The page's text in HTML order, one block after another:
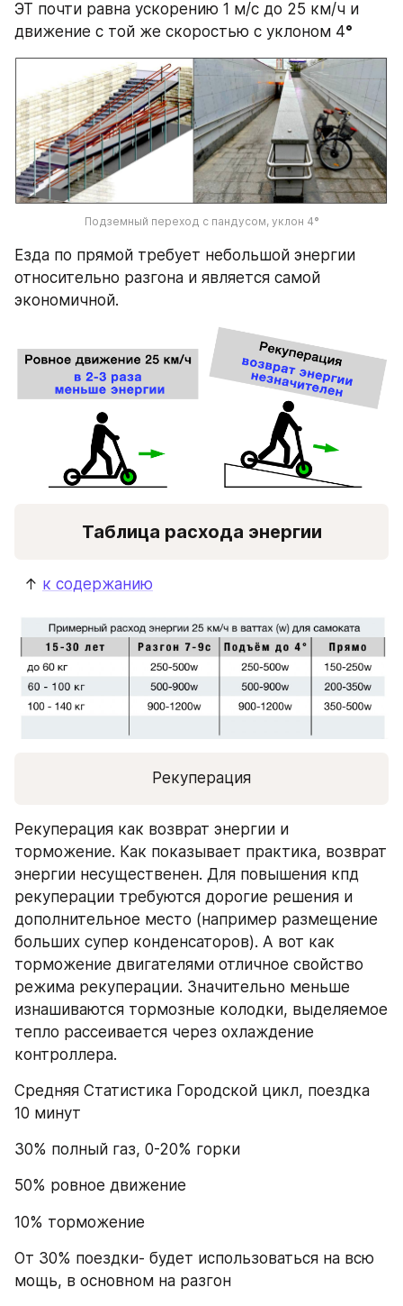
ЭТ почти равна ускорению 1 м/с до 25 км/ч и
движение с той же скоростью с уклоном 4°
Подземный переход с пандусом, уклон 4°
Езда по прямой требует небольшой энергии
относительно разгона и является самой
экономичной.
Таблица расхода энергии
  ↑
к содержанию
Рекуперация
Рекуперация как возврат энергии и
торможение. Как показывает практика, возврат
энергии несущественен. Для повышения кпд
рекуперации требуются дорогие решения и
дополнительное место (например размещение
больших супер конденсаторов). А вот как
торможение двигателями отличное свойство
режима рекуперации. Значительно меньше
изнашиваются тормозные колодки, выделяемое
тепло рассеивается через охлаждение
контроллера.
Средняя Статистика Городской цикл, поездка
10 минут
30% полный газ, 0-20% горки
50% ровное движение
10% торможение
От 30% поездки- будет использоваться на всю
мощь, в основном на разгон